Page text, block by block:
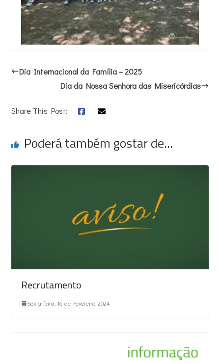
Dia Internacional da Família – 2025
Dia da Nossa Senhora das Misericórdias
Share This Post:
Poderá também gostar de...
Recrutamento
Sexta-feira, 16 de Fevereiro, 2024